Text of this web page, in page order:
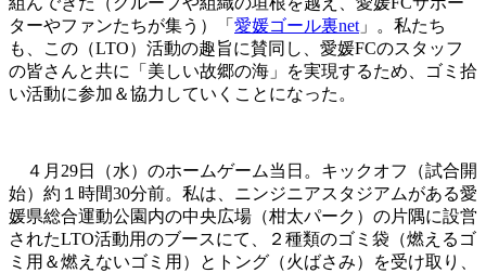
ターやファンたちが集う）「 愛媛ゴール裏net 」。私たち
も、この（LTO）活動の趣旨に賛同し、愛媛FCのスタッフ
の皆さんと共に「美しい故郷の海」を実現するため、ゴミ拾
い活動に参加＆協力していくことになった。
４月29日（水）のホームゲーム当日。キックオフ（試合開
始）約１時間30分前。私は、ニンジニアスタジアムがある愛
媛県総合運動公園内の中央広場（柑太パーク）の片隅に設営
されたLTO活動用のブースにて、２種類のゴミ袋（燃えるゴ
ミ用＆燃えないゴミ用）とトング（火ばさみ）を受け取り、